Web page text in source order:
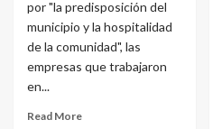
por "la predisposición del
municipio y la hospitalidad
de la comunidad", las
empresas que trabajaron
en...
Read More